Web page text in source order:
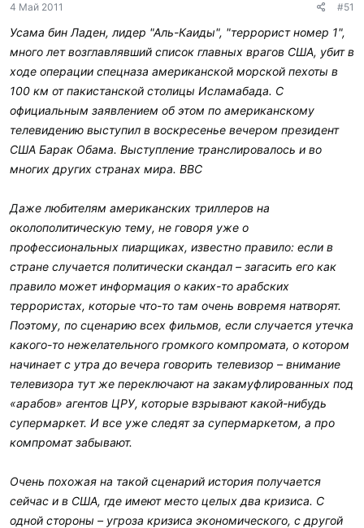
4 Май 2011 #51
Усама бин Ладен, лидер "Аль-Каиды", "террорист номер 1",
много лет возглавлявший список главных врагов США, убит в
ходе операции спецназа американской морской пехоты в
100 км от пакистанской столицы Исламабада. С
официальным заявлением об этом по американскому
телевидению выступил в воскресенье вечером президент
США Барак Обама. Выступление транслировалось и во
многих других странах мира. ВВС
Даже любителям американских триллеров на
околополитическую тему, не говоря уже о
профессиональных пиарщиках, известно правило: если в
стране случается политически скандал – загасить его как
правило может информация о каких-то арабских
террористах, которые что-то там очень вовремя натворят.
Поэтому, по сценарию всех фильмов, если случается утечка
какого-то нежелательного громкого компромата, о котором
начинает с утра до вечера говорить телевизор – внимание
телевизора тут же переключают на закамуфлированных под
«арабов» агентов ЦРУ, которые взрывают какой-нибудь
супермаркет. И все уже следят за супермаркетом, а про
компромат забывают.
Очень похожая на такой сценарий история получается
сейчас и в США, где имеют место целых два кризиса. С
одной стороны – угроза кризиса экономического, с другой